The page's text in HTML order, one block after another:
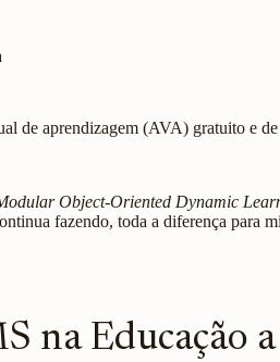
de aprendizagem (AVA) gratuito e
Object-Oriented Dynamic
fazendo, toda a diferença para
na Educação